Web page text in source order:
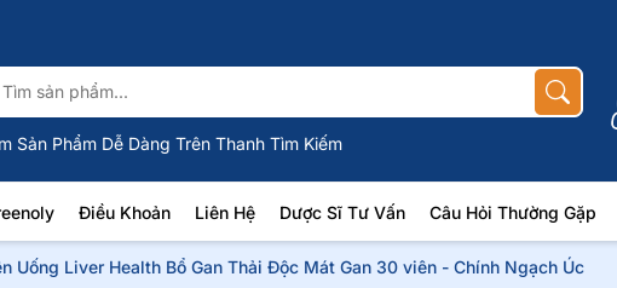
Sản Phẩm Dễ Dàng Trên Thanh Tìm Kiếm
Điều Khoản Liên Hệ Dược Sĩ Tư Vấn Câu Hỏi Thường Gặp
Uống Liver Health Bổ Gan Thải Độc Mát Gan 30 viên - Chính Ngạch Úc